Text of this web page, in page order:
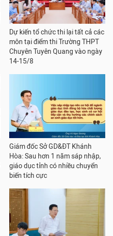
Dự kiến tổ chức thi lại tất cả các
môn tại điểm thi Trường THPT
Chuyên Tuyên Quang vào ngày
14-15/8
Giám đốc Sở GD&ĐT Khánh
Hòa: Sau hơn 1 năm sáp nhập,
giáo dục tỉnh có nhiều chuyển
biến tích cực